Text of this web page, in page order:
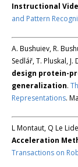
Instructional
and Pattern
A. Bushuiev, R.
Sedlář, T. Pluskal,
design protein-
generalization.
Representations.
L Montaut, Q Le
Acceleration
Transactions on